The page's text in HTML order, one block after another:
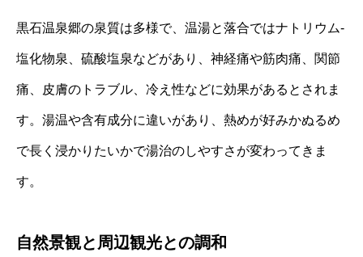
黒石温泉郷の泉質は多様で、温湯と落合ではナトリウム‐
塩化物泉、硫酸塩泉などがあり、神経痛や筋肉痛、関節
痛、皮膚のトラブル、冷え性などに効果があるとされま
す。湯温や含有成分に違いがあり、熱めが好みかぬるめ
で長く浸かりたいかで湯治のしやすさが変わってきま
す。
自然景観と周辺観光との調和